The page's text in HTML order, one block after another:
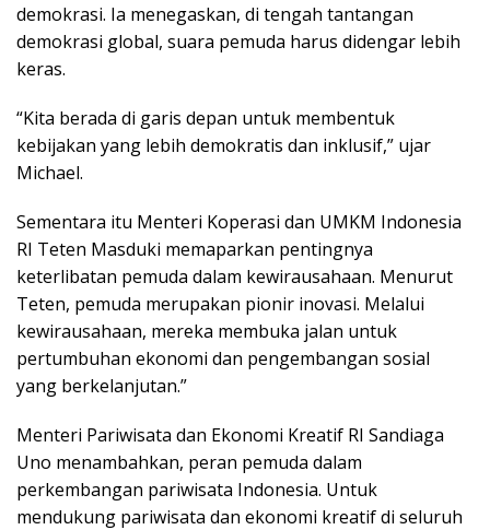
demokrasi. Ia menegaskan, di tengah tantangan
demokrasi global, suara pemuda harus didengar lebih
keras.
“Kita berada di garis depan untuk membentuk
kebijakan yang lebih demokratis dan inklusif,” ujar
Michael.
Sementara itu Menteri Koperasi dan UMKM Indonesia
RI Teten Masduki memaparkan pentingnya
keterlibatan pemuda dalam kewirausahaan. Menurut
Teten, pemuda merupakan pionir inovasi. Melalui
kewirausahaan, mereka membuka jalan untuk
pertumbuhan ekonomi dan pengembangan sosial
yang berkelanjutan.”
Menteri Pariwisata dan Ekonomi Kreatif RI Sandiaga
Uno menambahkan, peran pemuda dalam
perkembangan pariwisata Indonesia. Untuk
mendukung pariwisata dan ekonomi kreatif di seluruh